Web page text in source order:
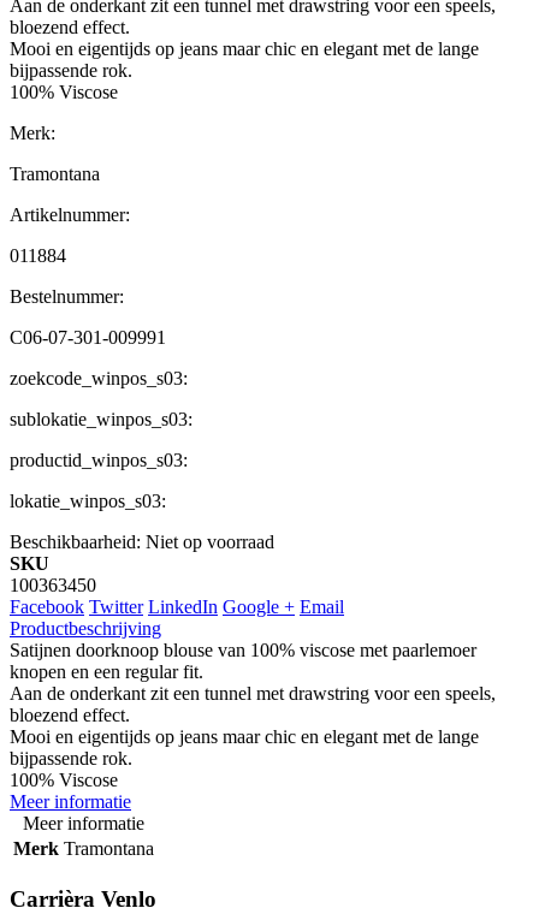
Aan de onderkant zit een tunnel met drawstring voor een speels,
bloezend effect.
Mooi en eigentijds op jeans maar chic en elegant met de lange
bijpassende rok.
100% Viscose
Merk:
Tramontana
Artikelnummer:
011884
Bestelnummer:
C06-07-301-009991
zoekcode_winpos_s03:
sublokatie_winpos_s03:
productid_winpos_s03:
lokatie_winpos_s03:
Beschikbaarheid: Niet op voorraad
SKU
100363450
Facebook Twitter LinkedIn Google + Email
Productbeschrijving
Satijnen doorknoop blouse van 100% viscose met paarlemoer
knopen en een regular fit.
Aan de onderkant zit een tunnel met drawstring voor een speels,
bloezend effect.
Mooi en eigentijds op jeans maar chic en elegant met de lange
bijpassende rok.
100% Viscose
Meer informatie
Meer informatie
Merk Tramontana
Carrièra Venlo